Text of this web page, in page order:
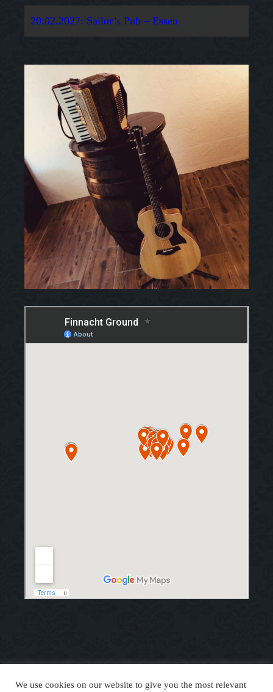
20.02.2027: Sailor’s Pub – Essen
We use cookies on our website to give you the most relevant